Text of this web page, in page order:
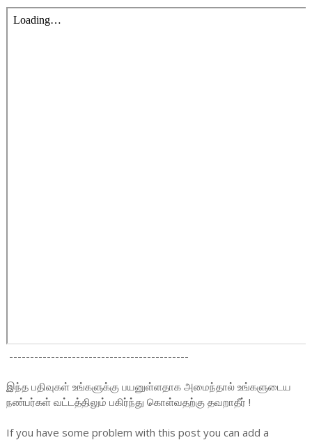
-------------------------------------------
இந்த பதிவுகள் உங்களுக்கு பயனுள்ளதாக அமைந்தால் உங்களுடைய
நண்பர்கள் வட்டத்திலும் பகிர்ந்து கொள்வதற்கு தவறாதீர் !
If you have some problem with this post you can add a